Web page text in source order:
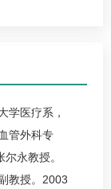
学医疗系，
血管外科专
永教授。
教授。2003